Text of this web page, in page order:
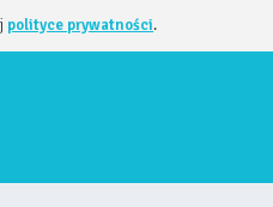
polityce prywatności.